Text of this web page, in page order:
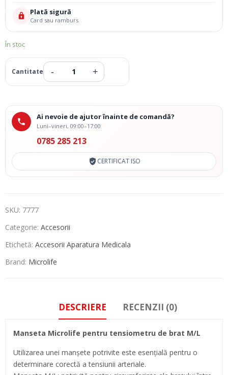
Plată sigură
Card sau ramburs
În stoc
Ai nevoie de ajutor înainte de comandă?
Luni–vineri, 09:00–17:00
0785 285 213
CERTIFICAT ISO
SKU: 7777
Categorie: Accesorii
Etichetă: Accesorii Aparatura Medicala
Brand: Microlife
DESCRIERE RECENZII (0)
Manseta Microlife pentru tensiometru de brat M/L
Utilizarea unei manşete potrivite este esenţială pentru o
determinare corectă a tensiunii arteriale.